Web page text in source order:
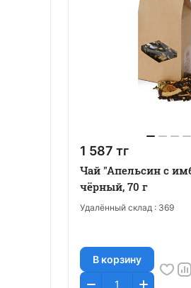
1 587 тг
Чай "Апельсин с
чёрный, 70 г
Удалённый склад : 369
В корзину